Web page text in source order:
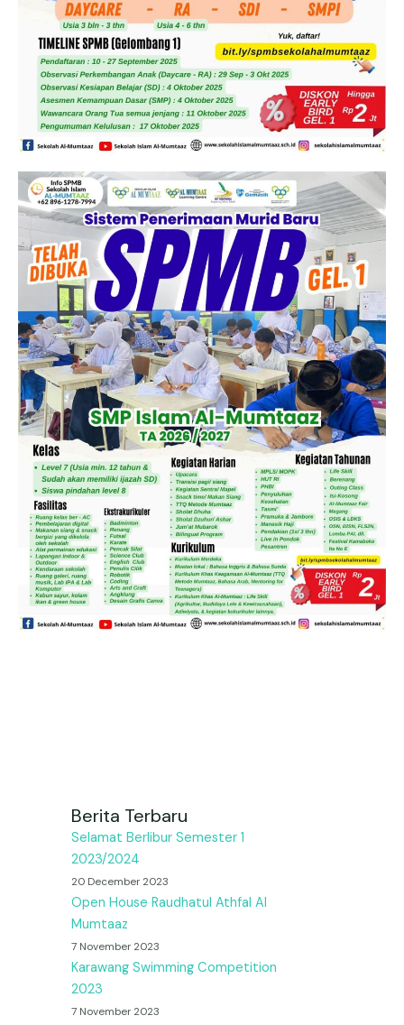
Berita Terbaru
Selamat Berlibur Semester 1
2023/2024
20 December 2023
Open House Raudhatul Athfal Al
Mumtaaz
7 November 2023
Karawang Swimming Competition
2023
7 November 2023